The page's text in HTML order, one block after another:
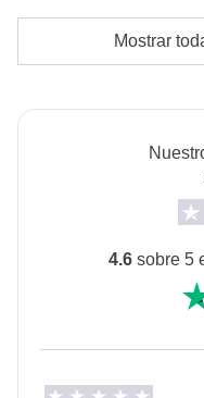
Alojamientos
Coches alquilados
Info sobre
Mostrar
4.6sobre 5